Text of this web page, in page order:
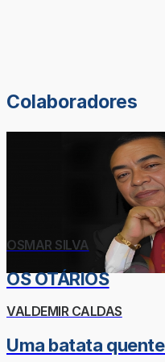
Colaboradores
OSMAR SILVA
OS OTÁRIOS
VALDEMIR CALDAS
Uma batata